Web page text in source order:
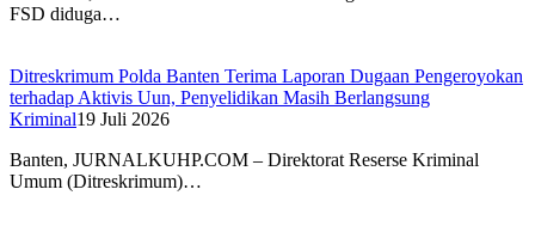
FSD diduga…
Ditreskrimum Polda Banten Terima Laporan Dugaan Pengeroyokan
terhadap Aktivis Uun, Penyelidikan Masih Berlangsung
Kriminal19 Juli 2026
Banten, JURNALKUHP.COM – Direktorat Reserse Kriminal
Umum (Ditreskrimum)…